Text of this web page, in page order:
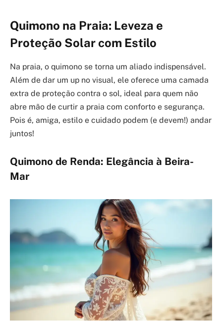
Quimono na Praia: Leveza e
Proteção Solar com Estilo
Na praia, o quimono se torna um aliado indispensável.
Além de dar um up no visual, ele oferece uma camada
extra de proteção contra o sol, ideal para quem não
abre mão de curtir a praia com conforto e segurança.
Pois é, amiga, estilo e cuidado podem (e devem!) andar
juntos!
Quimono de Renda: Elegância à Beira-
Mar